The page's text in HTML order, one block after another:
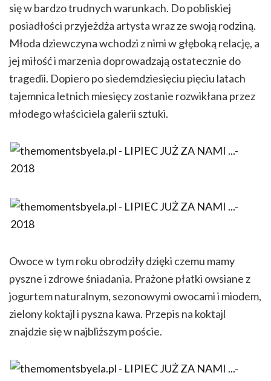
się w bardzo trudnych warunkach. Do pobliskiej
posiadłości przyjeżdża artysta wraz ze swoją rodziną.
Młoda dziewczyna wchodzi z nimi w głęboką relację, a
jej miłość i marzenia doprowadzają ostatecznie do
tragedii. Dopiero po siedemdziesięciu pięciu latach
tajemnica letnich miesięcy zostanie rozwikłana przez
młodego właściciela galerii sztuki.
Owoce w tym roku obrodziły dzięki czemu mamy
pyszne i zdrowe śniadania. Prażone płatki owsiane z
jogurtem naturalnym, sezonowymi owocami i miodem,
zielony koktajl i pyszna kawa. Przepis na koktajl
znajdzie się w najbliższym poście.